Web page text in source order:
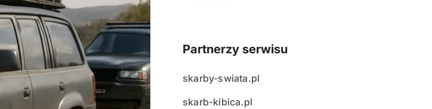
Partnerzy serwisu
skarby-swiata.pl
skarb-kibica.pl